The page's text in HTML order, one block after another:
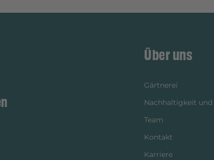
Über uns
Gärtnerei
Nachhaltigkeit
Team
Kontakt
Karriere